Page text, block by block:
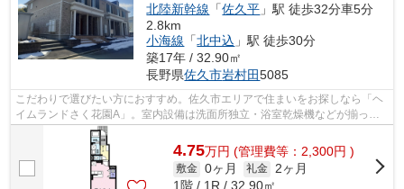
北陸新幹線 「佐久平 」駅 徒歩32分車5分
2.8km
小海線 「北中込 」駅 徒歩30分
築17年 / 32.90㎡
長野県佐久市岩村田5085
こだわりで選びたい方におすすめ。佐久市エリアで住まいをお探しなら「ヘ
イムランドさく花園A」。室内設備は洗面所独立・浴室乾燥機などが揃って
いるので、快適に過ごしやすいお部屋に...
4.75万円 (管理費等：2,300円 )
敷金 0ヶ月 礼金 2ヶ月
1階 / 1R / 32.90㎡